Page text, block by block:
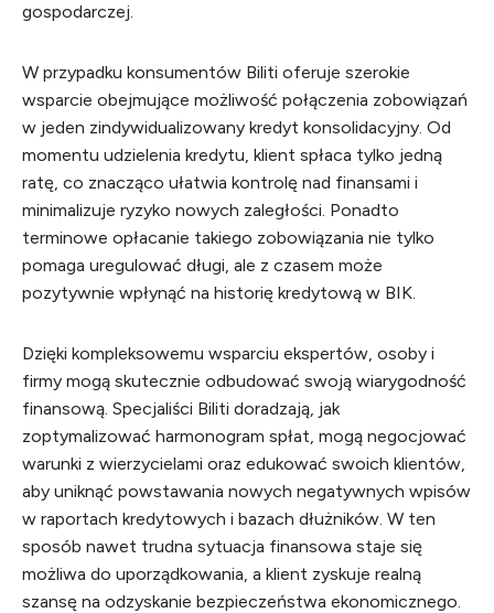
gospodarczej.
W przypadku konsumentów Biliti oferuje szerokie
wsparcie obejmujące możliwość połączenia zobowiązań
w jeden zindywidualizowany kredyt konsolidacyjny. Od
momentu udzielenia kredytu, klient spłaca tylko jedną
ratę, co znacząco ułatwia kontrolę nad finansami i
minimalizuje ryzyko nowych zaległości. Ponadto
terminowe opłacanie takiego zobowiązania nie tylko
pomaga uregulować długi, ale z czasem może
pozytywnie wpłynąć na historię kredytową w BIK.
Dzięki kompleksowemu wsparciu ekspertów, osoby i
firmy mogą skutecznie odbudować swoją wiarygodność
finansową. Specjaliści Biliti doradzają, jak
zoptymalizować harmonogram spłat, mogą negocjować
warunki z wierzycielami oraz edukować swoich klientów,
aby uniknąć powstawania nowych negatywnych wpisów
w raportach kredytowych i bazach dłużników. W ten
sposób nawet trudna sytuacja finansowa staje się
możliwa do uporządkowania, a klient zyskuje realną
szansę na odzyskanie bezpieczeństwa ekonomicznego.